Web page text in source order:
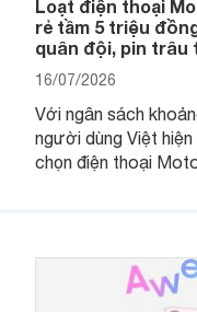
Loạt điện thoại
rẻ tầm 5 triệu
quân đội, pin trâu
16/07/2026
Với ngân sách
người dùng Việt
chọn điện thoại